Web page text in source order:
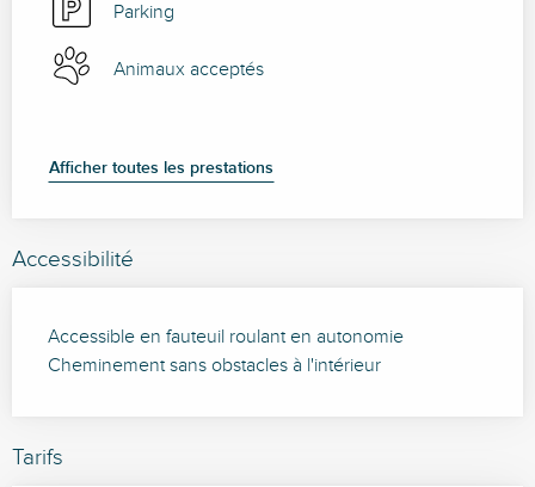
Parking
Animaux acceptés
Afficher toutes les prestations
Accessibilité
Accessible en fauteuil roulant en autonomie
Cheminement sans obstacles à l'intérieur
Tarifs